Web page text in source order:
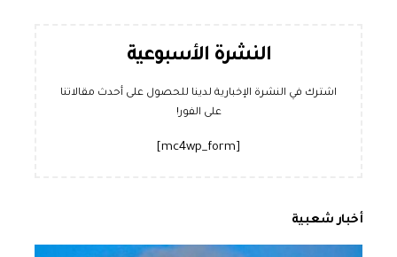
النشرة الأسبوعية
اشترك في النشرة الإخبارية لدينا للحصول على أحدث مقالاتنا
على الفور!
أخبار شعبية